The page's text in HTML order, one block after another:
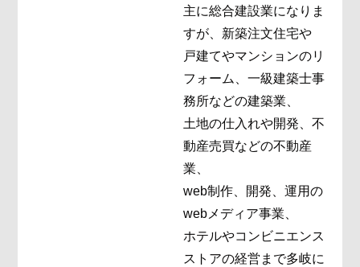
主に総合建設業になりま
すが、新築注文住宅や
戸建てやマンションのリ
フォーム、一級建築士事
務所などの建築業、
土地の仕入れや開発、不
動産売買などの不動産
業、
web制作、開発、運用の
webメディア事業、
ホテルやコンビニエンス
ストアの経営まで多岐に